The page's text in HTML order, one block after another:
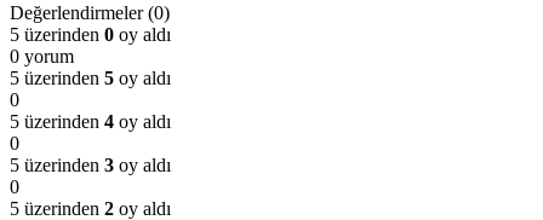
Değerlendirmeler (0)
5 üzerinden 0 oy aldı
0 yorum
5 üzerinden 5 oy aldı
0
5 üzerinden 4 oy aldı
0
5 üzerinden 3 oy aldı
0
5 üzerinden 2 oy aldı